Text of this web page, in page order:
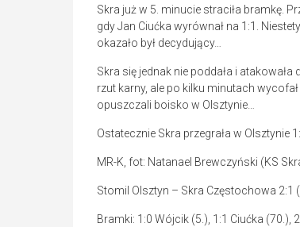
Skra już w 5. minucie straciła bramkę.
gdy Jan Ciućka wyrównał na 1:1.
okazało był decydujący…
Skra się jednak nie poddała i
rzut karny, ale po kilku minutach
opuszczali boisko w Olsztynie…
Ostatecznie Skra przegrała w Olsztynie
MR-K, fot: Natanael Brewczyński (KS
Stomil Olsztyn – Skra Częstochowa 2:1
Bramki: 1:0 Wójcik (5.), 1:1 Ciućka (70.),